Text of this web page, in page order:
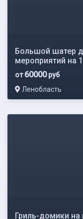
Большой шатер
мероприятий на
от60000руб
Ленобласть
Гриль-домики